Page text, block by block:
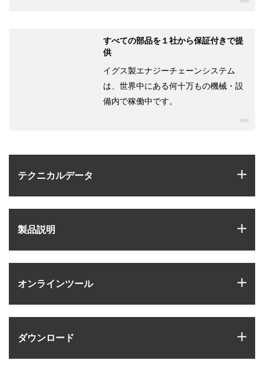
テクニカルデータ
製品説明
オンラインツール
ダウンロード
すべての部品を１社から保証付きで提
供
イグス製エナジーチェーンシステム
は、世界中にある何十万もの機械・設
備内で稼働中です。